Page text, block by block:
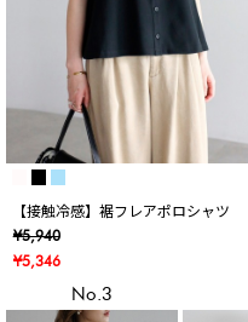
【接触冷感】裾フレアポロシャツ
¥5,940
¥5,346
No.3